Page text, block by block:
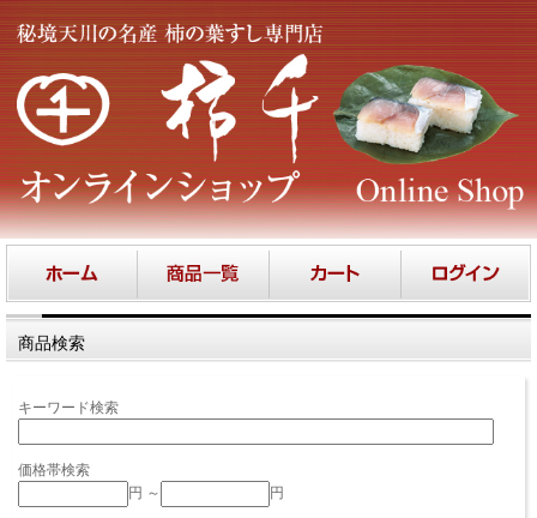
商品検索
キーワード検索
価格帯検索
円 ～
円